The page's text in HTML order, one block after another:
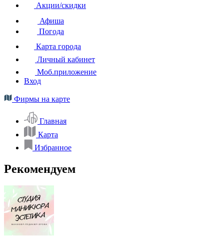
Акции/скидки
Афиша
Погода
Карта города
Личный кабинет
Моб.приложение
Вход
Фирмы на карте
Главная
Карта
Избранное
Рекомендуем